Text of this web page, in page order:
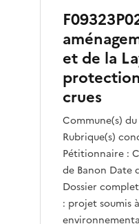
et de la
crues
Commune(s)
Rubrique(s)
Pétitionnaire :
de Banon Date
Dossier
: projet soumis